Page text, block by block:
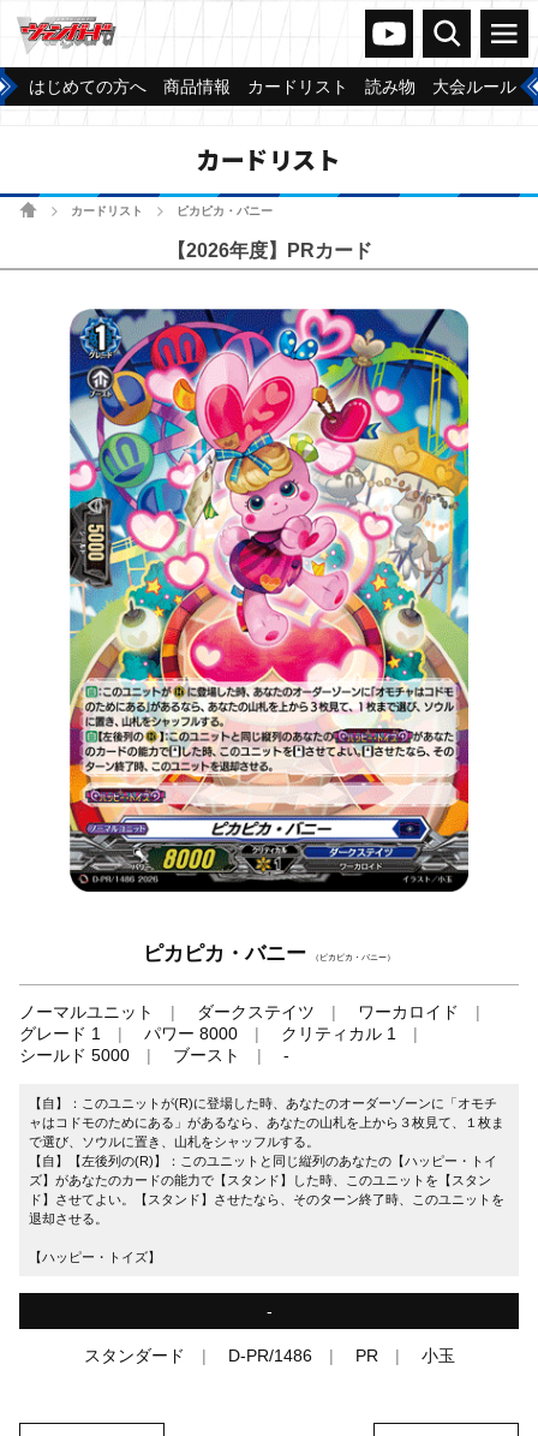
ヴァンガードch
検索 メニュー
はじめての方へ 商品情報 カードリスト 読み物 大会ルール
カードリスト
ホームカードリスト ピカピカ・バニー
【2026年度】PRカード
ピカピカ・バニー （ピカピカ・バニー）
ノーマルユニット ダークステイツ
ワーカロイド
グレード 1
パワー 8000
クリティカル 1
シールド 5000
ブースト -
【自】：このユニットが(R)に登場した時、あなたのオーダーゾーンに「オモチ
ャはコドモのためにある」があるなら、あなたの山札を上から３枚見て、１枚ま
で選び、ソウルに置き、山札をシャッフルする。
【自】【左後列の(R)】：このユニットと同じ縦列のあなたの【ハッピー・トイ
ズ】があなたのカードの能力で【スタンド】した時、このユニットを【スタン
ド】させてよい。【スタンド】させたなら、そのターン終了時、このユニットを
退却させる。
【ハッピー・トイズ】
-
スタンダード D-PR/1486 PR 小玉